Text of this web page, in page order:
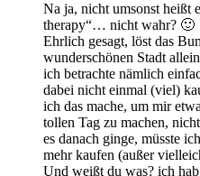
Na ja, nicht umsonst heißt
therapy“… nicht wahr? 🙂
Ehrlich gesagt, löst das
wunderschönen Stadt
ich betrachte nämlich
dabei nicht einmal (viel)
ich das mache, um mir
tollen Tag zu machen,
es danach ginge, müsste
mehr kaufen (außer
Und weißt du was? ich